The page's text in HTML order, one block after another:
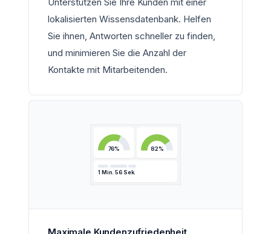
lokalisierten Wissensdatenbank. Helfen
Sie ihnen, Antworten schneller zu finden,
und minimieren Sie die Anzahl der
Kontakte mit Mitarbeitenden.
76% 82%
1 Min. 56 Sek.